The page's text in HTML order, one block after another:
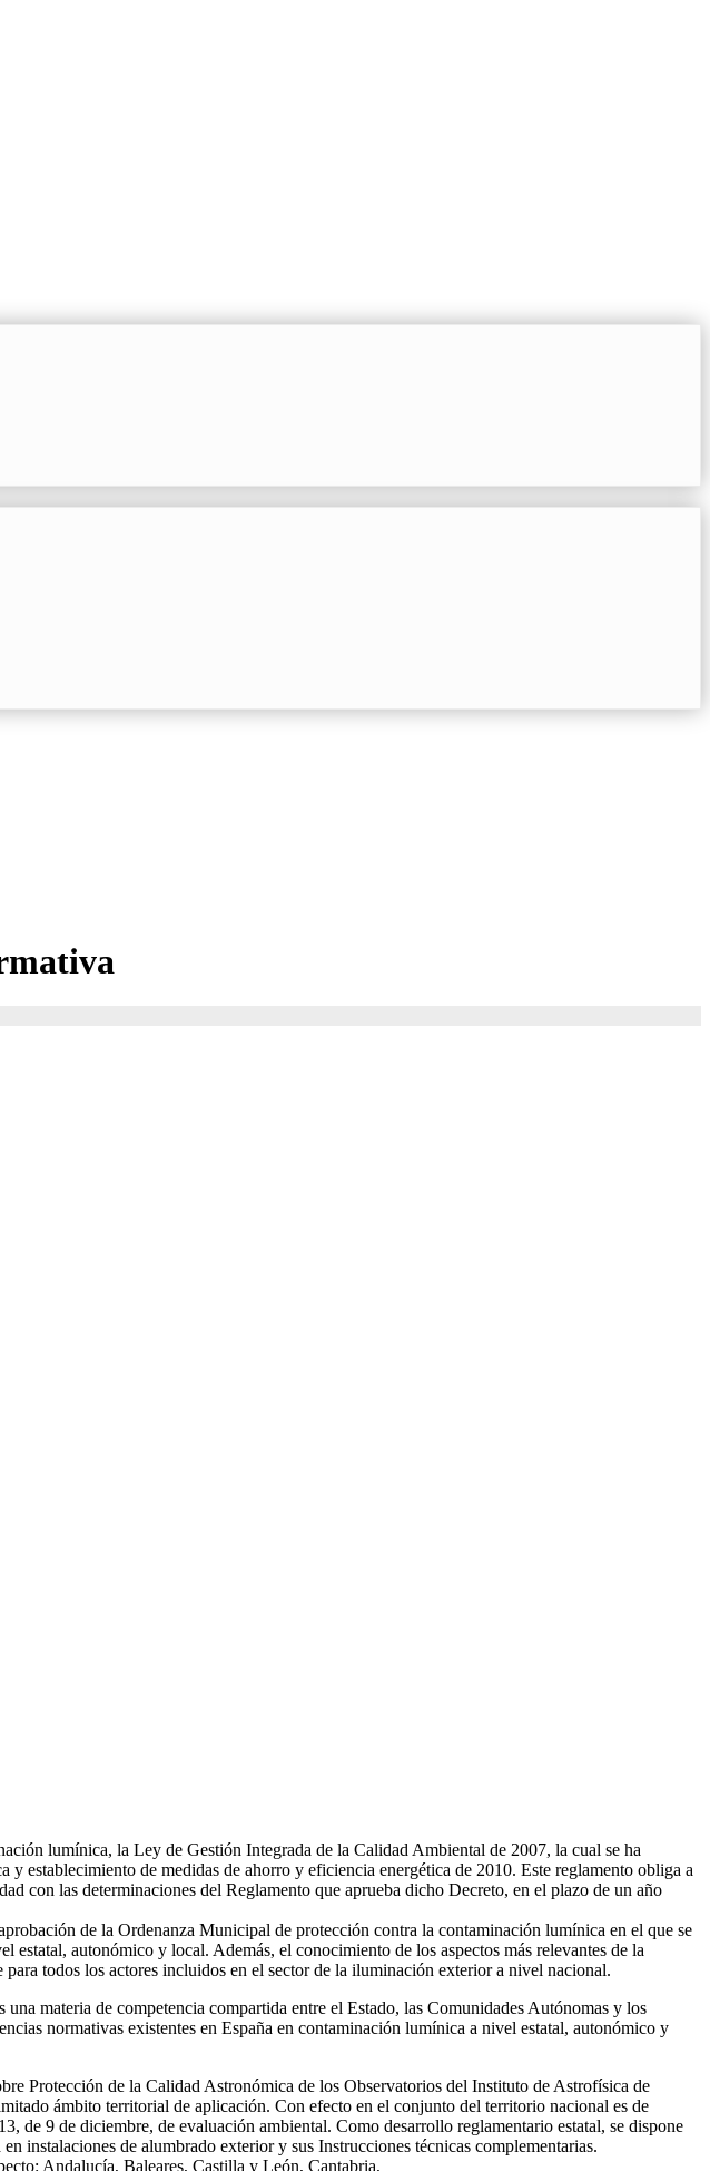
lumínica, la Ley de Gestión Integrada de la Calidad Ambiental de 2007, la cual se ha
establecimiento de medidas de ahorro y eficiencia energética de 2010. Este reglamento obliga a
con las determinaciones del Reglamento que aprueba dicho Decreto, en el plazo de un año
de la Ordenanza Municipal de protección contra la contaminación lumínica en el que se
autonómico y local. Además, el conocimiento de los aspectos más relevantes de la
todos los actores incluidos en el sector de la iluminación exterior a nivel nacional.
materia de competencia compartida entre el Estado, las Comunidades Autónomas y los
normativas existentes en España en contaminación lumínica a nivel estatal, autonómico y
Protección de la Calidad Astronómica de los Observatorios del Instituto de Astrofísica de
ámbito territorial de aplicación. Con efecto en el conjunto del territorio nacional es de
9 de diciembre, de evaluación ambiental. Como desarrollo reglamentario estatal, se dispone
instalaciones de alumbrado exterior y sus Instrucciones técnicas complementarias.
Andalucía, Baleares, Castilla y León, Cantabria,